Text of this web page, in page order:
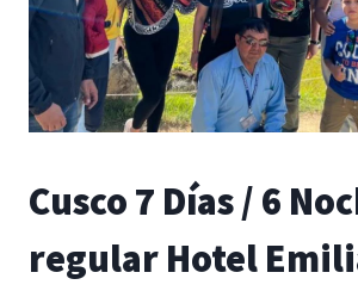
Cusco 7 Días / 6
regular Hotel